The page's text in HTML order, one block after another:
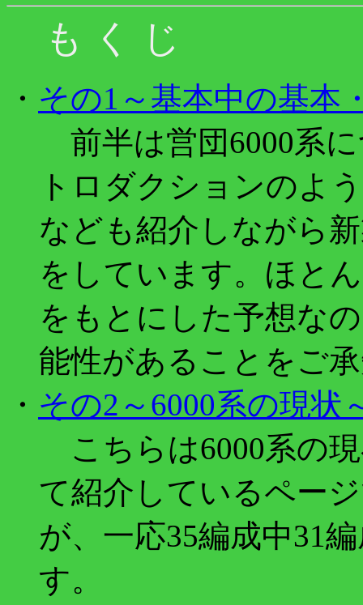
も く じ
・ その1～基本中の基本
前半は営団6000系
トロダクションのよ
なども紹介しながら
をしています。ほと
をもとにした予想な
能性があることをご
・ その2～6000系の現状
こちらは6000系の
て紹介しているペー
が、一応35編成中31
す。